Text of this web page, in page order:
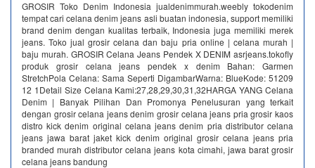
GROSIR Toko Denim Indonesia jualdenimmurah.weebly tokodenim
tempat cari celana denim jeans asli buatan indonesia, support memiliki
brand denim dengan kualitas terbaik, Indonesia juga memiliki merek
jeans. Toko jual grosir celana dan baju pria online | celana murah |
baju murah. GROSIR Celana Jeans Pendek X DENIM asrjeans.tokofly
produk grosir celana jeans pendek x denim Bahan: Garmen
StretchPola Celana: Sama Seperti DigambarWarna: BlueKode: 51209
12 1Detail Size Celana Kami:27,28,29,30,31,32HARGA YANG Celana
Denim | Banyak Pilihan Dan Promonya‎ Penelusuran yang terkait
dengan grosir celana jeans denim grosir celana jeans pria grosir kaos
distro kick denim original celana jeans denim pria distributor celana
jeans jawa barat jaket kick denim original grosir celana jeans pria
branded murah distributor celana jeans kota cimahi, jawa barat grosir
celana jeans bandung